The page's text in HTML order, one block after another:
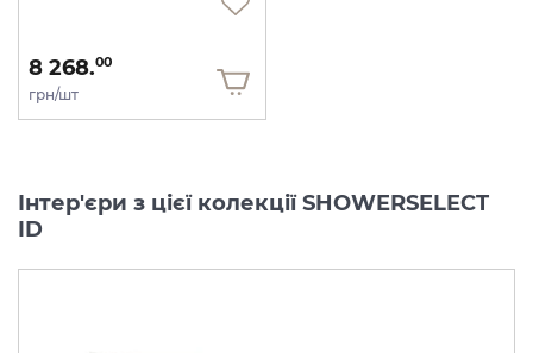
8 268.00
грн/шт
Інтер'єри з цієї колекції SHOWERSELECT
ID